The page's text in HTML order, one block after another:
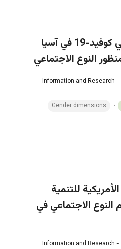
أول 100 يوم من تفشي كوفيد-19 في آسيا
النوع الاجتماعي
Information and Research
Gender dimensions
للتنمية
النوع الاجتماعي في
Information and Research